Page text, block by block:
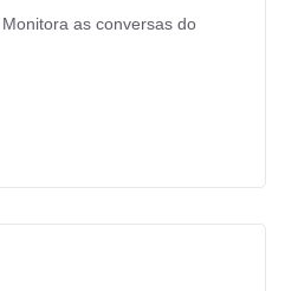
as conversas do